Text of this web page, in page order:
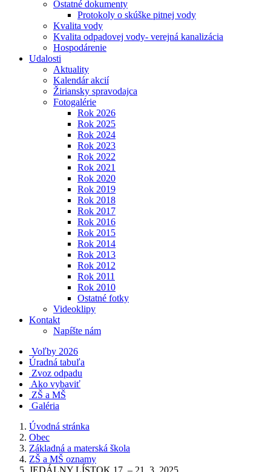
Ostatné dokumenty
Protokoly o skúške pitnej vody
Kvalita vody
Kvalita odpadovej vody- verejná kanalizácia
Hospodárenie
Udalosti
Aktuality
Kalendár akcií
Žiriansky spravodajca
Fotogalérie
Rok 2026
Rok 2025
Rok 2024
Rok 2023
Rok 2022
Rok 2021
Rok 2020
Rok 2019
Rok 2018
Rok 2017
Rok 2016
Rok 2015
Rok 2014
Rok 2013
Rok 2012
Rok 2011
Rok 2010
Ostatné fotky
Videoklipy
Kontakt
Napíšte nám
Voľby 2026
Úradná tabuľa
Zvoz odpadu
Ako vybaviť
ZŠ a MŠ
Galéria
Úvodná stránka
Obec
Základná a materská škola
ZŠ a MŠ oznamy
JEDÁLNY LÍSTOK 17. – 21. 3. 2025